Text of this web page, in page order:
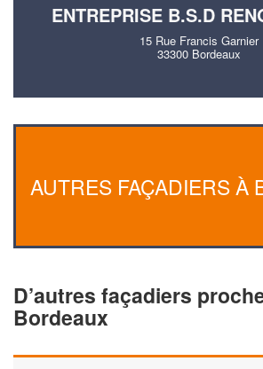
ENTREPRISE B.S.D
15 Rue Francis Garnier
33300 Bordeaux
AUTRES FAÇADIERS À
D’autres façadiers
Bordeaux